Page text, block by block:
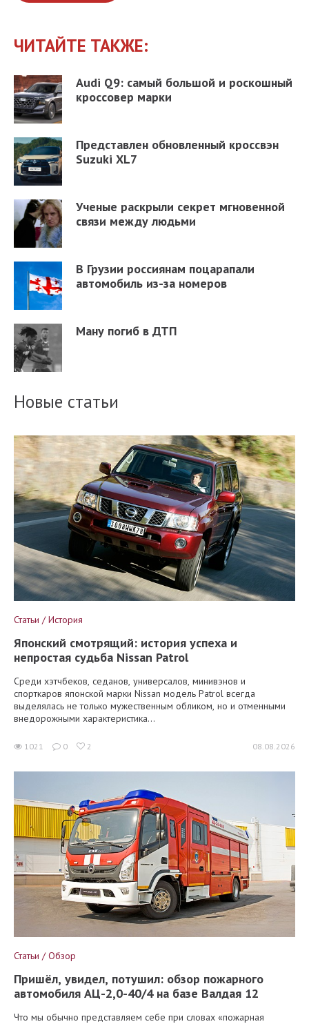
ЧИТАЙТЕ ТАКЖЕ:
Audi Q9: самый большой и роскошный
кроссовер марки
Представлен обновленный кроссвэн
Suzuki XL7
Ученые раскрыли секрет мгновенной
связи между людьми
В Грузии россиянам поцарапали
автомобиль из-за номеров
Ману погиб в ДТП
Новые статьи
Статьи / История
Японский смотрящий: история успеха и
непростая судьба Nissan Patrol
Среди хэтчбеков, седанов, универсалов, минивэнов и
спорткаров японской марки Nissan модель Patrol всегда
выделялась не только мужественным обликом, но и отменными
внедорожными характеристика...
1021 0 2 08.08.2026
Статьи / Обзор
Пришёл, увидел, потушил: обзор пожарного
автомобиля АЦ-2,0-40/4 на базе Валдая 12
Что мы обычно представляем себе при словах «пожарная